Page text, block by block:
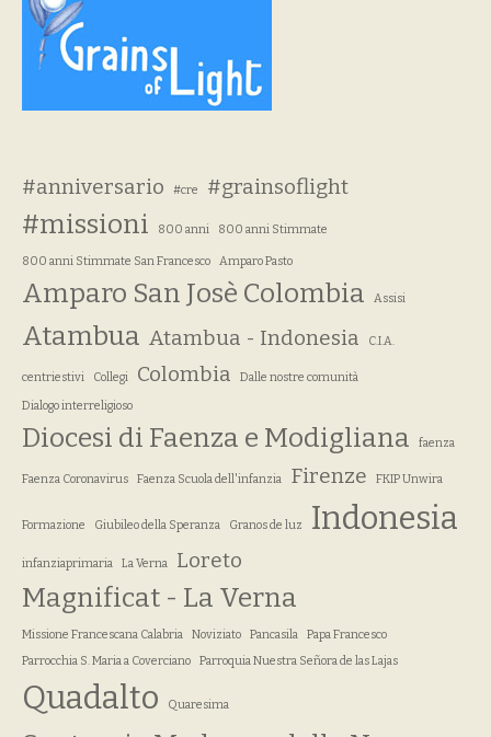
#anniversario #cre #grainsoflight
#missioni 800 anni 800 anni Stimmate
800 anni Stimmate San Francesco Amparo Pasto
Amparo San Josè Colombia Assisi
Atambua Atambua - Indonesia C.I.A.
centriestivi Collegi Colombia
Dalle nostre comunità
Dialogo interreligioso
Diocesi di Faenza e Modigliana faenza
Faenza Coronavirus Faenza Scuola dell'infanzia Firenze FKIP Unwira
Formazione Giubileo della Speranza Granos de luz Indonesia
infanziaprimaria La Verna Loreto
Magnificat - La Verna
Missione Francescana Calabria Noviziato Pancasila
Papa Francesco
Parrocchia S. Maria a Coverciano
Parroquia Nuestra Señora de las Lajas
Quadalto Quaresima